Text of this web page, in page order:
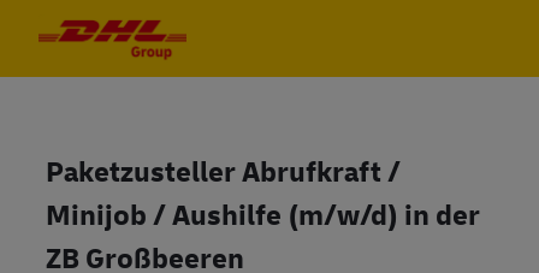
Paketzusteller Abrufkraft /
Minijob / Aushilfe (m/w/d) in der
ZB Großbeeren